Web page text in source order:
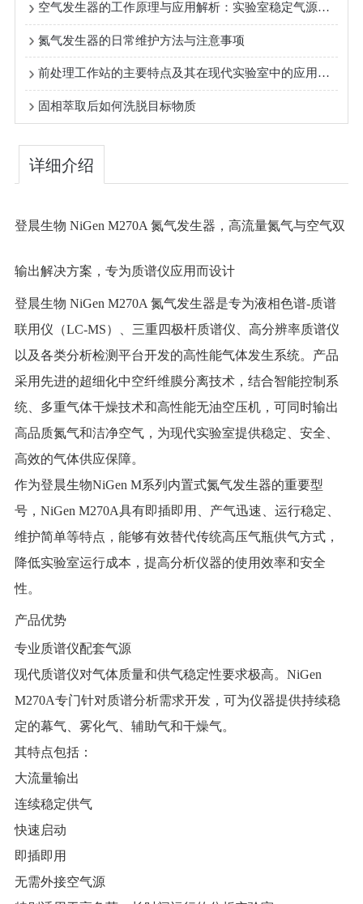
空气发生器的工作原理与应用解析：实验室稳定气源的重要保障
氮气发生器的日常维护方法与注意事项
前处理工作站的主要特点及其在现代实验室中的应用优势
固相萃取后如何洗脱目标物质
详细介绍
登晨生物 NiGen M270A 氮气发生器， 高流量氮气与空气双
输出解决方案，专为质谱仪应用而设计
登晨生物 NiGen M270A 氮气发生器是专为液相色谱-质谱
联用仪（LC-MS）、三重四极杆质谱仪、高分辨率质谱仪
以及各类分析检测平台开发的高性能气体发生系统。产品
采用先进的超细化中空纤维膜分离技术，结合智能控制系
统、多重气体干燥技术和高性能无油空压机，可同时输出
高品质氮气和洁净空气，为现代实验室提供稳定、安全、
高效的气体供应保障。
作为登晨生物NiGen M系列内置式氮气发生器的重要型
号，NiGen M270A具有即插即用、产气迅速、运行稳定、
维护简单等特点，能够有效替代传统高压气瓶供气方式，
降低实验室运行成本，提高分析仪器的使用效率和安全
性。
产品优势
专业质谱仪配套气源
现代质谱仪对气体质量和供气稳定性要求极高。NiGen
M270A专门针对质谱分析需求开发，可为仪器提供持续稳
定的幕气、雾化气、辅助气和干燥气。
其特点包括：
大流量输出
连续稳定供气
快速启动
即插即用
无需外接空气源